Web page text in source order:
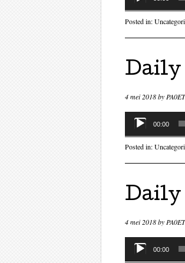
Posted in:
Daily
4 mei 2018by
Audiospeler
00:00
Posted in:
Daily
4 mei 2018by
Audiospeler
00:00